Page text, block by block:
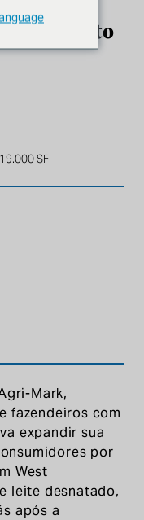
de formato
19.000 SF
Mark,
fazendeiros com
expandir sua
por
West
leite desnatado,
após a